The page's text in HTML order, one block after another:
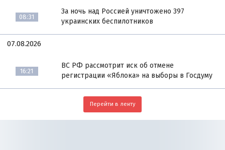
08:31
За ночь над Россией уничтожено 397
украинских беспилотников
07.08.2026
16:21
ВС РФ рассмотрит иск об отмене
регистрации «Яблока» на выборы в Госдуму
Перейти в ленту